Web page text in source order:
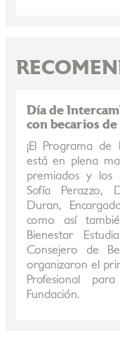
Día de
con becarios
¡El Programa de
está en plena
premiados y los
Sofía Perazzo,
Duran,
como así
Bienestar
Consejero de
organizaron el
Profesional
Fundación.